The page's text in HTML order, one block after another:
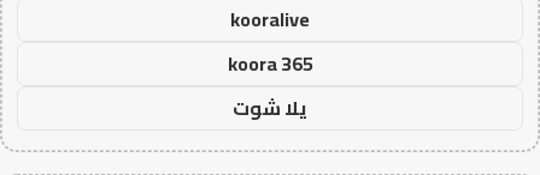
kooralive
koora 365
يلا شوت